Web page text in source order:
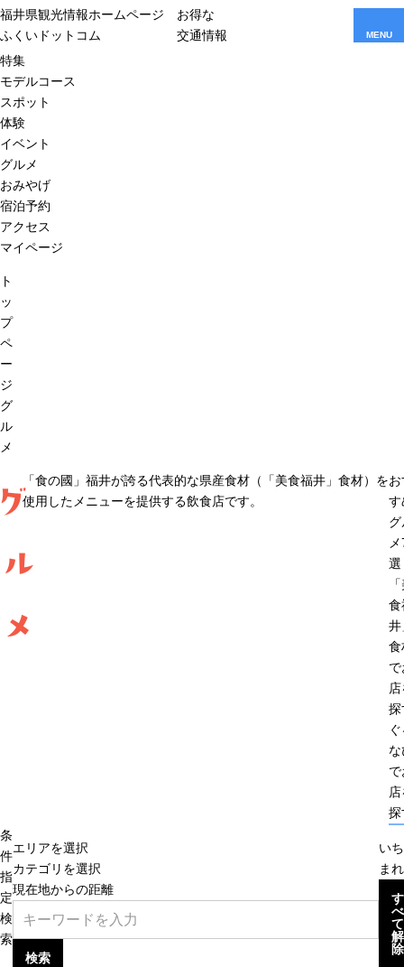
福井県観光情報ホームページ
ふくいドットコム
お得な
交通情報
MENU
特集
モデルコース
スポット
体験
イベント
グルメ
おみやげ
宿泊予約
アクセス
マイページ
ト
ッ
プ
ペ
ー
ジ
グ
ル
メ
ル
メ
「食の國」福井が誇る代表的な県産食材（「美食福井」食材）を
使用したメニューを提供する飲食店です。
す
選
食
井
食
探
探
条
件
指
定
検
索
エリアを選択
カテゴリを選択
現在地からの距離
検索
い
まれ
す
べ
て
解
除